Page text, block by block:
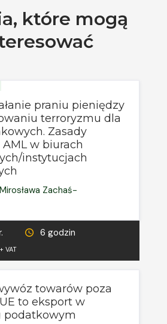
które mogą
praniu pieniędzy
terroryzmu dla
Zasady
w biurach
instytucjach
Mirosława Zachaś-
6 godzin
VAT
towarów poza
to eksport w
podatkowym